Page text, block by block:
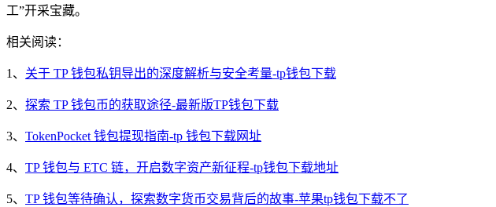
工”开采宝藏。
相关阅读：
1、 关于 TP 钱包私钥导出的深度解析与安全考量-tp钱包下载
2、 探索 TP 钱包币的获取途径-最新版TP钱包下载
3、 TokenPocket 钱包提现指南-tp 钱包下载网址
4、 TP 钱包与 ETC 链，开启数字资产新征程-tp钱包下载地址
5、 TP 钱包等待确认，探索数字货币交易背后的故事-苹果tp钱包下载不了